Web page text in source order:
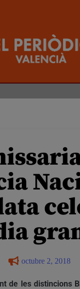
octubre 2, 2018
de les distincions